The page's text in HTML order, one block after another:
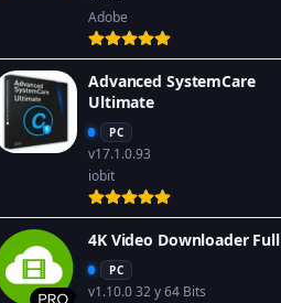
Adobe
Advanced SystemCare
Ultimate
PC
v17.1.0.93
iobit
4K Video Downloader Full
PC
v1.10.0 32 y 64 Bits